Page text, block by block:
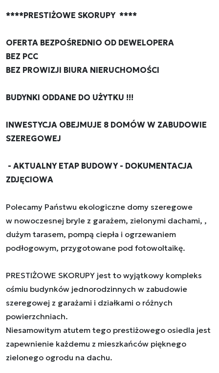
****PRESTIŻOWE SKORUPY ****
OFERTA BEZPOŚREDNIO OD DEWELOPERA
BEZ PCC
BEZ PROWIZJI BIURA NIERUCHOMOŚCI
BUDYNKI ODDANE DO UŻYTKU !!!
INWESTYCJA OBEJMUJE 8 DOMÓW W ZABUDOWIE
SZEREGOWEJ
- AKTUALNY ETAP BUDOWY - DOKUMENTACJA
ZDJĘCIOWA
Polecamy Państwu ekologiczne domy szeregowe
w nowoczesnej bryle z garażem, zielonymi dachami, ,
dużym tarasem, pompą ciepła i ogrzewaniem
podłogowym, przygotowane pod fotowoltaikę.
PRESTIŻOWE SKORUPY jest to wyjątkowy kompleks
ośmiu budynków jednorodzinnych w zabudowie
szeregowej z garażami i działkami o różnych
powierzchniach.
Niesamowitym atutem tego prestiżowego osiedla jest
zapewnienie każdemu z mieszkańców pięknego
zielonego ogrodu na dachu.